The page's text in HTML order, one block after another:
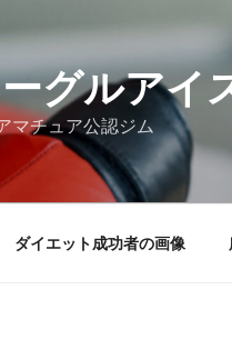
グルアイ
マチュア公認ジム
ダイエット成功者の画像